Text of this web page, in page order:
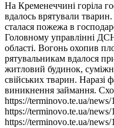
На Кременеччині горіла
вдалось врятували
сталася пожежа в
Головному управлінні
області. Вогонь охопив
рятувальникам вдалося
житловий будинок,
свійських тварин. Наразі
виникнення займання.
https://terminovo.te.ua/news/
https://terminovo.te.ua/news/
https://terminovo.te.ua/news/